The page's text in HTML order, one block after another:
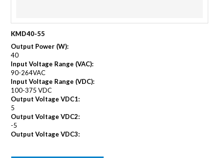
KMD40-55
Output Power (W):
40
Input Voltage Range (VAC):
90-264VAC
Input Voltage Range (VDC):
100-375 VDC
Output Voltage VDC1:
5
Output Voltage VDC2:
-5
Output Voltage VDC3: